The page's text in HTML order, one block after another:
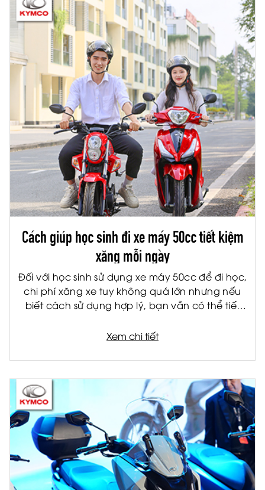
Cách giúp học sinh đi xe máy 50cc tiết kiệm
xăng mỗi ngày
Đối với học sinh sử dụng xe máy 50cc để đi học,
chi phí xăng xe tuy không quá lớn nhưng nếu
biết cách sử dụng hợp lý, bạn vẫn có thể tiết
chi phí cho gia đình, việc tiết kiệm nhiên liệu còn
hóc về lâu dài.
Xem chi tiết